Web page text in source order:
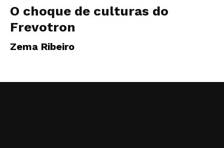
O choque de culturas do
Frevotron
Zema Ribeiro